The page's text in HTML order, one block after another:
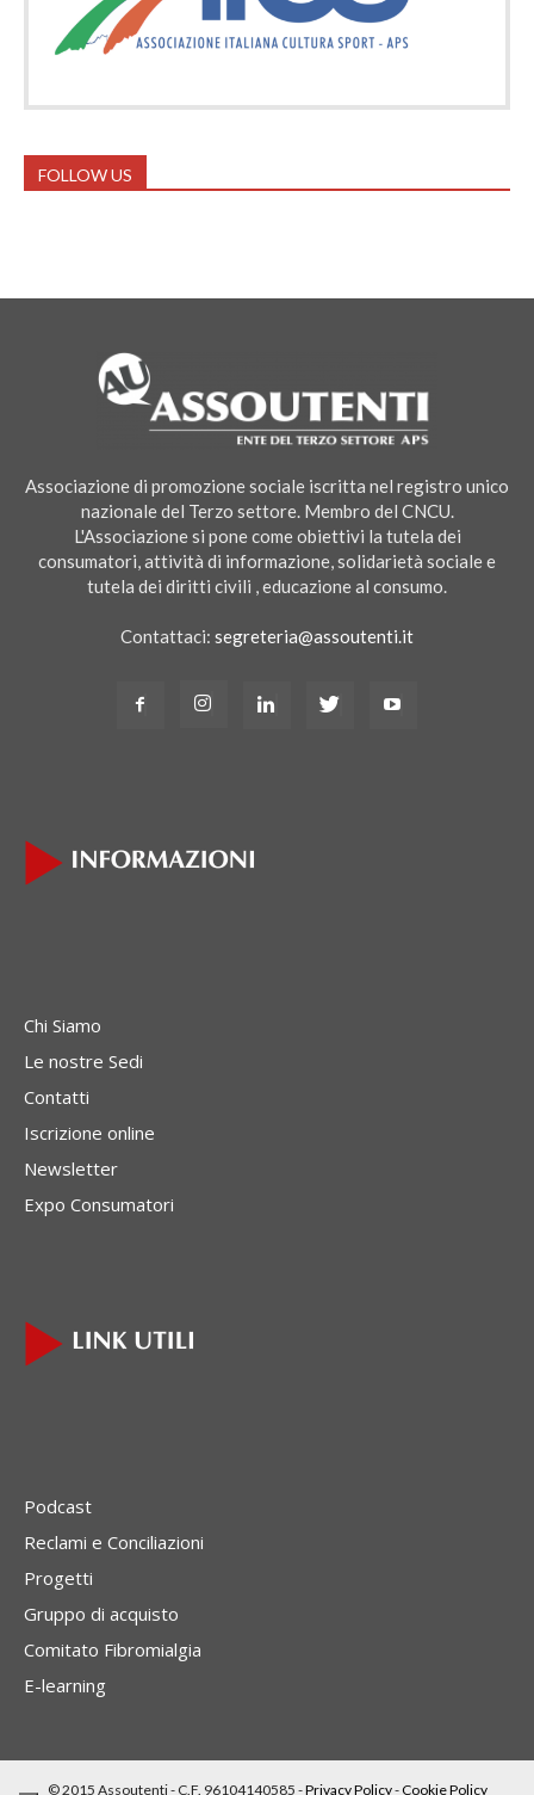
FOLLOW US
Associazione di promozione sociale iscritta nel registro unico
nazionale del Terzo settore. Membro del CNCU.
L'Associazione si pone come obiettivi la tutela dei
consumatori, attività di informazione, solidarietà sociale e
tutela dei diritti civili , educazione al consumo.
Contattaci: segreteria@assoutenti.it
Chi Siamo
Le nostre Sedi
Contatti
Iscrizione online
Newsletter
Expo Consumatori
Podcast
Reclami e Conciliazioni
Progetti
Gruppo di acquisto
Comitato Fibromialgia
E-learning
© 2015 Assoutenti - C.F. 96104140585 -Privacy Policy-Cookie Policy